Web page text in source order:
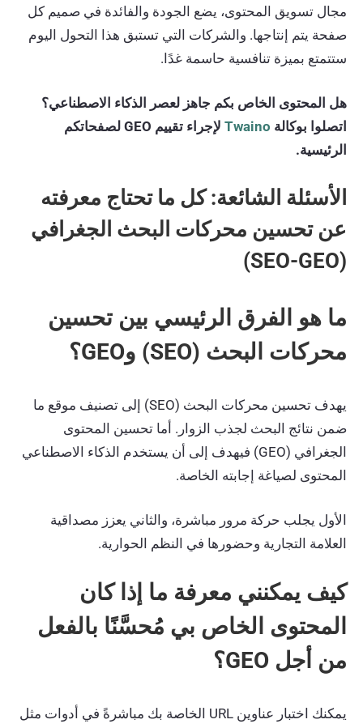
مجال تسويق المحتوى، يضع الجودة والفائدة في صميم كل
صفحة يتم إنتاجها. والشركات التي تستبق هذا التحول اليوم
ستتمتع بميزة تنافسية حاسمة غدًا.
هل المحتوى الخاص بكم جاهز لعصر الذكاء الاصطناعي؟
اتصلوا بوكالة Twaino
لإجراء تقييم GEO لصفحاتكم
الرئيسية.
الأسئلة الشائعة: كل ما تحتاج معرفته
عن تحسين محركات البحث الجغرافي
(SEO-GEO)
ما هو الفرق الرئيسي بين تحسين
محركات البحث (SEO) وGEO؟
يهدف تحسين محركات البحث (SEO) إلى تصنيف موقع ما
ضمن نتائج البحث لجذب الزوار. أما تحسين المحتوى
الجغرافي (GEO) فيهدف إلى أن يستخدم الذكاء الاصطناعي
المحتوى لصياغة إجابته الخاصة.
الأول يجلب حركة مرور مباشرة، والثاني يعزز مصداقية
العلامة التجارية وحضورها في النظم الحوارية.
كيف يمكنني معرفة ما إذا كان
المحتوى الخاص بي مُحسَّنًا بالفعل
من أجل GEO؟
يمكنك اختبار عناوين URL الخاصة بك مباشرةً في أدوات مثل